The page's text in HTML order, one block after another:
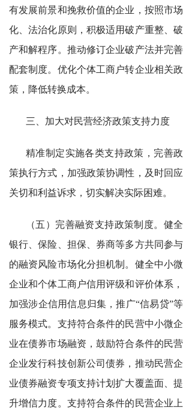
有发展前景和挽救价值的企业，按照市场
化、法治化原则，积极适用破产重整、破
产和解程序。推动修订企业破产法并完善
配套制度。优化个体工商户转企业相关政
策，降低转换成本。
三、加大对民营经济政策支持力度
精准制定实施各类支持政策，完善政
策执行方式，加强政策协调性，及时回应
关切和利益诉求，切实解决实际困难。
（五）完善融资支持政策制度。健全
银行、保险、担保、券商等多方共同参与
的融资风险市场化分担机制。健全中小微
企业和个体工商户信用评级和评价体系，
加强涉企信用信息归集，推广“信易贷”等
服务模式。支持符合条件的民营中小微企
业在债券市场融资，鼓励符合条件的民营
企业发行科技创新公司债券，推动民营企
业债券融资专项支持计划扩大覆盖面、提
升增信力度。支持符合条件的民营企业上